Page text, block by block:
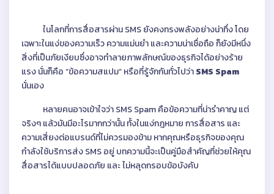
ในโลกที่การสื่อสารผ่าน SMS ยังคงทรงพลังอย่างน่าทึ่ง โดย
เฉพาะในแง่ของความเร็ว ความแม่นยำ และความน่าเชื่อถือ ก็ยังมีหนึ่ง
สิ่งที่เป็นภัยเงียบซึ่งอาจทำลายภาพลักษณ์ของธุรกิจได้อย่างร้าย
แรง นั่นก็คือ “ข้อความสแปม” หรือที่รู้จักกันทั่วไปว่าSMS Spam
นั่นเอง
หลายคนอาจเข้าใจว่า SMS Spam คือข้อความที่น่ารำคาญ แต่
จริงๆ แล้วมันมีอะไรมากกว่านั้น ทั้งในแง่กฎหมาย การสื่อสาร และ
ความเสี่ยงต่อแบรนด์ที่ไม่ควรมองข้าม หากคุณหรือธุรกิจของคุณ
กำลังใช้บริการส่ง SMS อยู่ บทความนี้จะเป็นคู่มือสำคัญที่ช่วยให้คุณ
สื่อสารได้แบบปลอดภัย และ ไม่หลุดกรอบข้อบังคับ